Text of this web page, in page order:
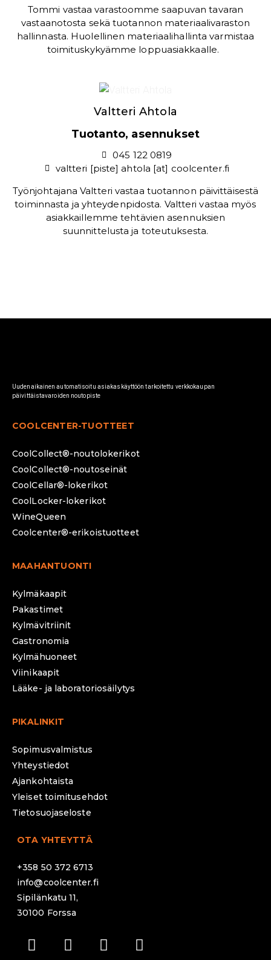
Tommi vastaa varastoomme saapuvan tavaran
vastaanotosta sekä tuotannon materiaalivaraston
hallinnasta. Huolellinen materiaalihallinta varmistaa
toimituskykyämme loppuasiakkaalle.
Valtteri Ahtola
Tuotanto, asennukset
045 122 0819
valtteri [piste] ahtola [at] coolcenter.fi
Työnjohtajana Valtteri vastaa tuotannon päivittäisestä
toiminnasta ja yhteydenpidosta. Valtteri vastaa myös
asiakkaillemme tehtävien asennuksien
suunnittelusta ja toteutuksesta.
Uudenaikainen automatisoitu asiakaskäyttöön tarkoitettu verkkokaupan
päivittäistavaroiden noutopiste
COOLCENTER-TUOTTEET
CoolCollect®-noutolokerikot
CoolCollect®-noutoseinät
CoolCellar®-lokerikot
CoolLocker-lokerikot
WineQueen
Coolcenter®-erikoistuotteet
MAAHANTUONTI
Kylmäkaapit
Pakastimet
Kylmävitriinit
Gastronomia
Kylmähuoneet
Viinikaapit
Lääke- ja laboratoriosäilytys
PIKALINKIT
Sopimusvalmistus
Yhteystiedot
Ajankohtaista
Yleiset toimitusehdot
Tietosuojaseloste
OTA YHTEYTTÄ
+358 50 372 6713
info@coolcenter.fi
Sipilänkatu 11,
30100 Forssa